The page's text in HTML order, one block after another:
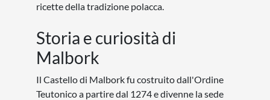
ricette della tradizione polacca.
Storia e curiosità di
Malbork
Il Castello di Malbork fu costruito dall'Ordine
Teutonico a partire dal 1274 e divenne la sede